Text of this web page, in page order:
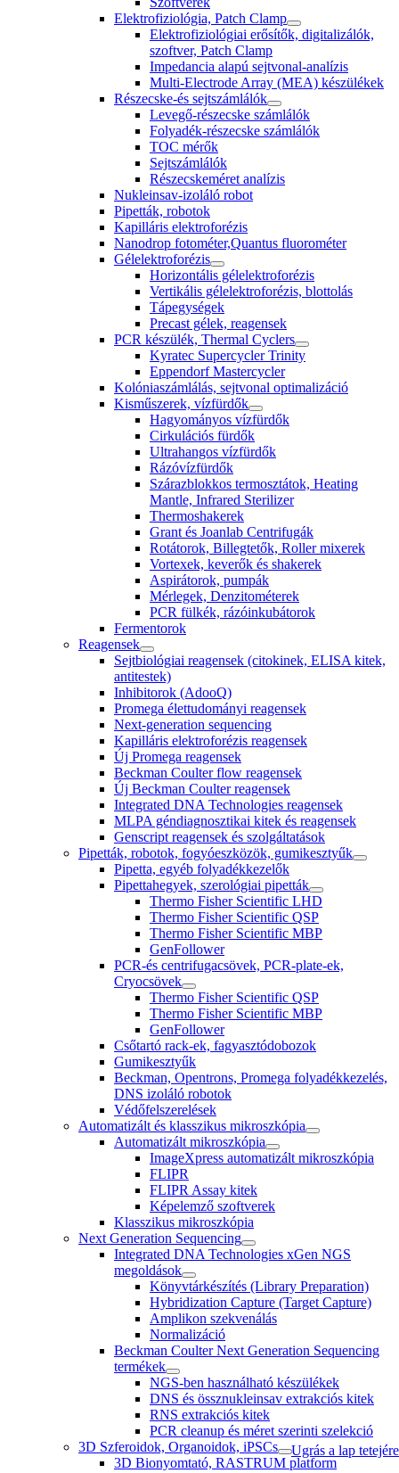
Elektrofiziológia, Patch Clamp
Elektrofiziológiai erősítők, digitalizálók,
szoftver, Patch Clamp
Impedancia alapú sejtvonal-analízis
Multi-Electrode Array (MEA) készülékek
Részecske-és sejtszámlálók
Levegő-részecske számlálók
Folyadék-részecske számlálók
TOC mérők
Sejtszámlálók
Részecskeméret analízis
Nukleinsav-izoláló robot
Pipetták, robotok
Kapilláris elektroforézis
Nanodrop fotométer,Quantus fluorométer
Gélelektroforézis
Horizontális gélelektroforézis
Vertikális gélelektroforézis, blottolás
Tápegységek
Precast gélek, reagensek
PCR készülék, Thermal Cyclers
Kyratec Supercycler Trinity
Eppendorf Mastercycler
Kolóniaszámlálás, sejtvonal optimalizáció
Kisműszerek, vízfürdők
Hagyományos vízfürdők
Cirkulációs fürdők
Ultrahangos vízfürdők
Rázóvízfürdők
Szárazblokkos termosztátok, Heating
Mantle, Infrared Sterilizer
Thermoshakerek
Grant és Joanlab Centrifugák
Rotátorok, Billegtetők, Roller mixerek
Vortexek, keverők és shakerek
Aspirátorok, pumpák
Mérlegek, Denzitométerek
PCR fülkék, rázóinkubátorok
Fermentorok
Reagensek
Sejtbiológiai reagensek (citokinek, ELISA kitek,
antitestek)
Inhibitorok (AdooQ)
Promega élettudományi reagensek
Next-generation sequencing
Kapilláris elektroforézis reagensek
Új Promega reagensek
Beckman Coulter flow reagensek
Új Beckman Coulter reagensek
Integrated DNA Technologies reagensek
MLPA géndiagnosztikai kitek és reagensek
Genscript reagensek és szolgáltatások
Pipetták, robotok, fogyóeszközök, gumikesztyűk
Pipetta, egyéb folyadékkezelők
Pipettahegyek, szerológiai pipetták
Thermo Fisher Scientific LHD
Thermo Fisher Scientific QSP
Thermo Fisher Scientific MBP
GenFollower
PCR-és centrifugacsövek, PCR-plate-ek,
Cryocsövek
Thermo Fisher Scientific QSP
Thermo Fisher Scientific MBP
GenFollower
Csőtartó rack-ek, fagyasztódobozok
Gumikesztyűk
Beckman, Opentrons, Promega folyadékkezelés,
DNS izoláló robotok
Védőfelszerelések
Automatizált és klasszikus mikroszkópia
Automatizált mikroszkópia
ImageXpress automatizált mikroszkópia
FLIPR
FLIPR Assay kitek
Képelemző szoftverek
Klasszikus mikroszkópia
Next Generation Sequencing
Integrated DNA Technologies xGen NGS
megoldások
Könyvtárkészítés (Library Preparation)
Hybridization Capture (Target Capture)
Amplikon szekvenálás
Normalizáció
Beckman Coulter Next Generation Sequencing
termékek
NGS-ben használható készülékek
DNS és össznukleinsav extrakciós kitek
RNS extrakciós kitek
PCR cleanup és méret szerinti szelekció
3D Szferoidok, Organoidok, iPSCs
3D Bionyomtató, RASTRUM platform
Ugrás a lap tetejére